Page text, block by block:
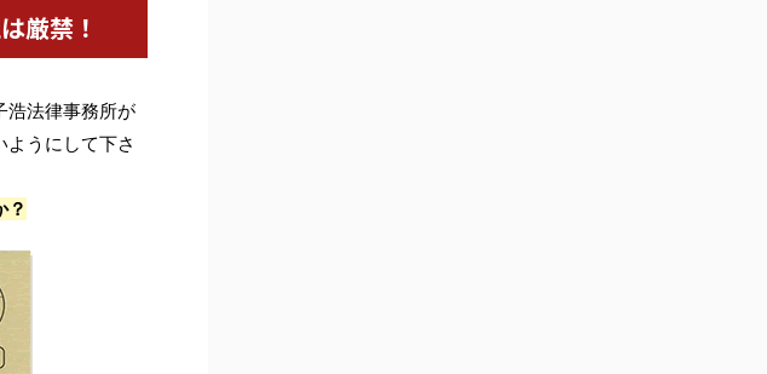
厳禁！
浩法律事務所が
うにして下さ
？